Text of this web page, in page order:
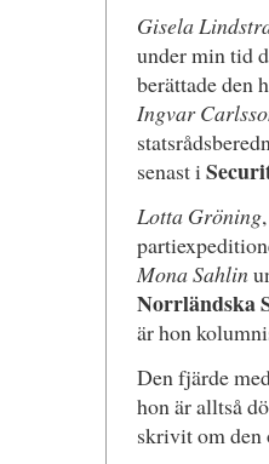
Gisela
under min tid
berättade den
Ingvar
senast i
Lotta Gröning
Mona Sahlin
Norrländska
är hon
Den fjärde
hon är alltså
skrivit om den